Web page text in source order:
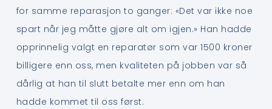
for samme reparasjon to ganger: «Det var ikke noe
spart når jeg måtte gjøre alt om igjen.» Han hadde
opprinnelig valgt en reparatør som var 1500 kroner
billigere enn oss, men kvaliteten på jobben var så
dårlig at han til slutt betalte mer enn om han
hadde kommet til oss først.